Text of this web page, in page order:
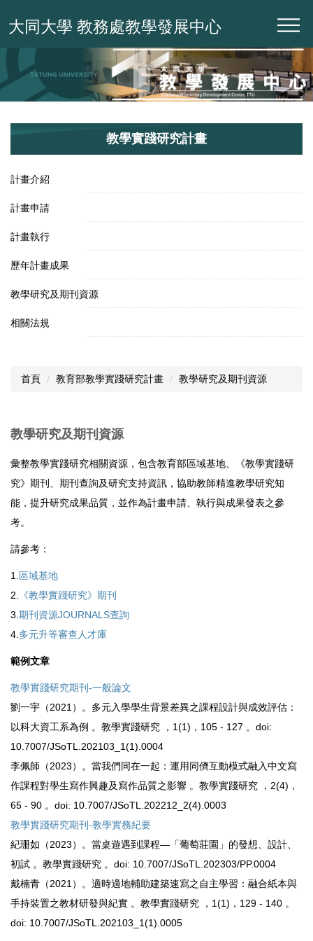
到
容
大同大學 教務處教學發展中心
教學實踐研究計畫
計畫介紹
計畫申請
計畫執行
歷年計畫成果
教學研究及期刊資源
相關法規
首頁 教育部教學實踐研究計畫 教學研究及期刊資源
教學研究及期刊資源
彙整教學實踐研究相關資源，包含教育部區域基地、《教學實踐研
究》期刊、期刊查詢及研究支持資訊，協助教師精進教學研究知
能，提升研究成果品質，並作為計畫申請、執行與成果發表之參
考。
請參考：
1.區域基地
2. 《教學實踐研究》期刊
3.期刊資源JOURNALS查詢
4.多元升等審查人才庫
範例文章
教學實踐研究期刊-一般論文
劉一宇（2021）。多元入學學生背景差異之課程設計與成效評估：
以科大資工系為例 。教學實踐研究 ，1(1)，105 - 127 。doi:
10.7007/JSoTL.202103_1(1).0004
李佩師（2023）。當我們同在一起：運用同儕互動模式融入中文寫
作課程對學生寫作興趣及寫作品質之影響 。教學實踐研究 ，2(4)，
65 - 90 。doi: 10.7007/JSoTL.202212_2(4).0003
教學實踐研究期刊-教學實務紀要
紀珊如（2023）。當桌遊遇到課程—「葡萄莊園」的發想、設計、
初試 。教學實踐研究 。doi: 10.7007/JSoTL.202303/PP.0004
戴楠青（2021）。適時適地輔助建築速寫之自主學習：融合紙本與
手持裝置之教材研發與紀實 。教學實踐研究 ，1(1)，129 - 140 。
doi: 10.7007/JSoTL.202103_1(1).0005